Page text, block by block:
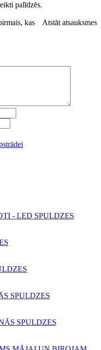
palīdzēs.
Atstāt atsauksmes
kas
- LED SPULDZES
SPULDZES
SPULDZES